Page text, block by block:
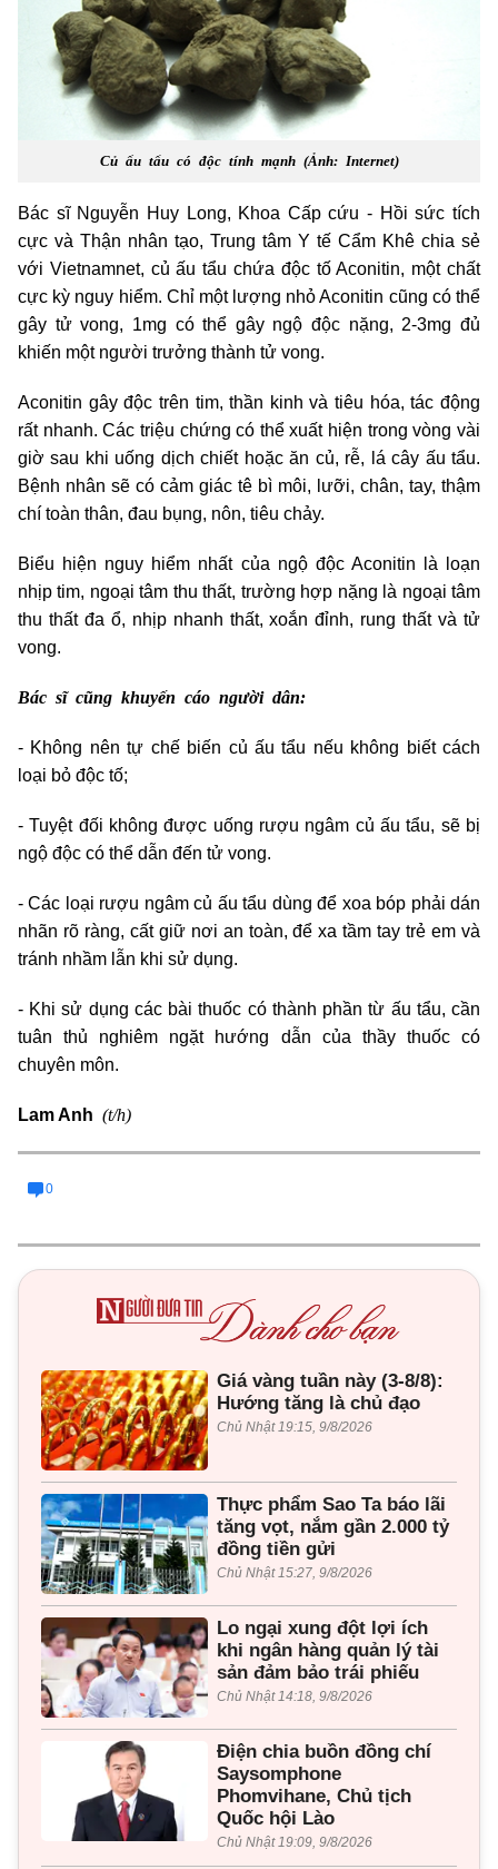
Củ ấu tẩu có độc tính mạnh (Ảnh: Internet)
Bác sĩ Nguyễn Huy Long, Khoa Cấp cứu - Hồi sức tích
cực và Thận nhân tạo, Trung tâm Y tế Cẩm Khê chia sẻ
với Vietnamnet, củ ấu tẩu chứa độc tố Aconitin, một chất
cực kỳ nguy hiểm. Chỉ một lượng nhỏ Aconitin cũng có thể
gây tử vong, 1mg có thể gây ngộ độc nặng, 2-3mg đủ
khiến một người trưởng thành tử vong.
Aconitin gây độc trên tim, thần kinh và tiêu hóa, tác động
rất nhanh. Các triệu chứng có thể xuất hiện trong vòng vài
giờ sau khi uống dịch chiết hoặc ăn củ, rễ, lá cây ấu tẩu.
Bệnh nhân sẽ có cảm giác tê bì môi, lưỡi, chân, tay, thậm
chí toàn thân, đau bụng, nôn, tiêu chảy.
Biểu hiện nguy hiểm nhất của ngộ độc Aconitin là loạn
nhịp tim, ngoại tâm thu thất, trường hợp nặng là ngoại tâm
thu thất đa ổ, nhịp nhanh thất, xoắn đỉnh, rung thất và tử
vong.
Bác sĩ cũng khuyến cáo người dân:
- Không nên tự chế biến củ ấu tẩu nếu không biết cách
loại bỏ độc tố;
- Tuyệt đối không được uống rượu ngâm củ ấu tẩu, sẽ bị
ngộ độc có thể dẫn đến tử vong.
- Các loại rượu ngâm củ ấu tẩu dùng để xoa bóp phải dán
nhãn rõ ràng, cất giữ nơi an toàn, để xa tầm tay trẻ em và
tránh nhầm lẫn khi sử dụng.
- Khi sử dụng các bài thuốc có thành phần từ ấu tẩu, cần
tuân thủ nghiêm ngặt hướng dẫn của thầy thuốc có
chuyên môn.
Lam Anh (t/h)
0
Giá vàng tuần này (3-8/8):
Hướng tăng là chủ đạo
Chủ Nhật 19:15, 9/8/2026
Thực phẩm Sao Ta báo lãi
tăng vọt, nắm gần 2.000 tỷ
đồng tiền gửi
Chủ Nhật 15:27, 9/8/2026
Lo ngại xung đột lợi ích
khi ngân hàng quản lý tài
sản đảm bảo trái phiếu
Chủ Nhật 14:18, 9/8/2026
Điện chia buồn đồng chí
Saysomphone
Phomvihane, Chủ tịch
Quốc hội Lào
Chủ Nhật 19:09, 9/8/2026